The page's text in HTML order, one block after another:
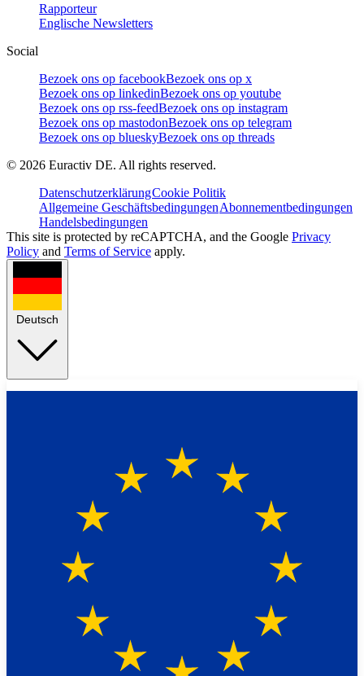
Rapporteur
Englische Newsletters
Social
Bezoek ons op facebookBezoek ons op x
Bezoek ons op linkedinBezoek ons op youtube
Bezoek ons op rss-feedBezoek ons op instagram
Bezoek ons op mastodonBezoek ons op telegram
Bezoek ons op blueskyBezoek ons op threads
© 2026 Euractiv DE. All rights reserved.
DatenschutzerklärungCookie Politik
Allgemeine GeschäftsbedingungenAbonnementbedingungen
Handelsbedingungen
This site is protected by reCAPTCHA, and the Google Privacy
Policy and Terms of Service apply.
Deutsch